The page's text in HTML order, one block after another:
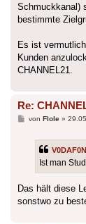
Schmuckkanal)
bestimmte
Es ist
Kunden
CHANNEL21.
Re:
Beitrag
von Flole»
Ist man
Das hält diese
sonstwo zu